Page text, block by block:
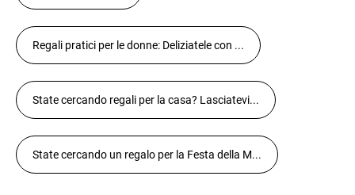
Regali pratici per le donne: Deliziatele con ...
State cercando regali per la casa? Lasciatevi...
State cercando un regalo per la Festa della M...